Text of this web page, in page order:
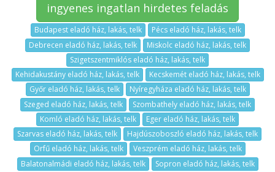
ingyenes ingatlan hirdetes feladás
Budapest eladó ház, lakás, telk
Pécs eladó ház, lakás, telk
Debrecen eladó ház, lakás, telk
Miskolc eladó ház, lakás, telk
Szigetszentmiklós eladó ház, lakás, telk
Kehidakustány eladó ház, lakás, telk
Kecskemét eladó ház, lakás, telk
Győr eladó ház, lakás, telk
Nyíregyháza eladó ház, lakás, telk
Szeged eladó ház, lakás, telk
Szombathely eladó ház, lakás, telk
Komló eladó ház, lakás, telk
Eger eladó ház, lakás, telk
Szarvas eladó ház, lakás, telk
Hajdúszoboszló eladó ház, lakás, telk
Orfű eladó ház, lakás, telk
Veszprém eladó ház, lakás, telk
Balatonalmádi eladó ház, lakás, telk
Sopron eladó ház, lakás, telk